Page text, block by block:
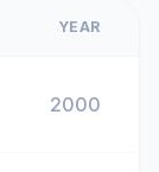
YEAR
2000